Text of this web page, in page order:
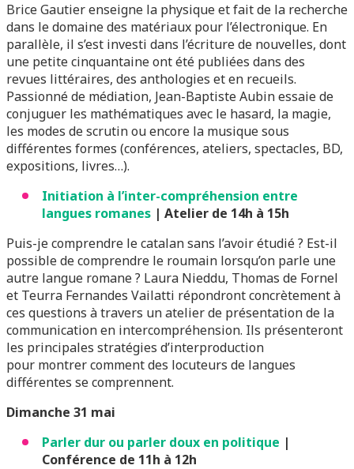
Brice Gautier enseigne la physique et fait de la recherche
dans le domaine des matériaux pour l’électronique. En
parallèle, il s’est investi dans l’écriture de nouvelles, dont
une petite cinquantaine ont été publiées dans des
revues littéraires, des anthologies et en recueils.
Passionné de médiation, Jean-Baptiste Aubin essaie de
conjuguer les mathématiques avec le hasard, la magie,
les modes de scrutin ou encore la musique sous
différentes formes (conférences, ateliers, spectacles, BD,
expositions, livres…).
Initiation à l’inter-compréhension entre
langues romanes | Atelier de 14h à 15h
Puis-je comprendre le catalan sans l’avoir étudié ? Est-il
possible de comprendre le roumain lorsqu’on parle une
autre langue romane ? Laura Nieddu, Thomas de Fornel
et Teurra Fernandes Vailatti répondront concrètement à
ces questions à travers un atelier de présentation de la
communication en intercompréhension. Ils présenteront
les principales stratégies d’interproduction
pour montrer comment des locuteurs de langues
différentes se comprennent.
Dimanche 31 mai
Parler dur ou parler doux en politique |
Conférence de 11h à 12h